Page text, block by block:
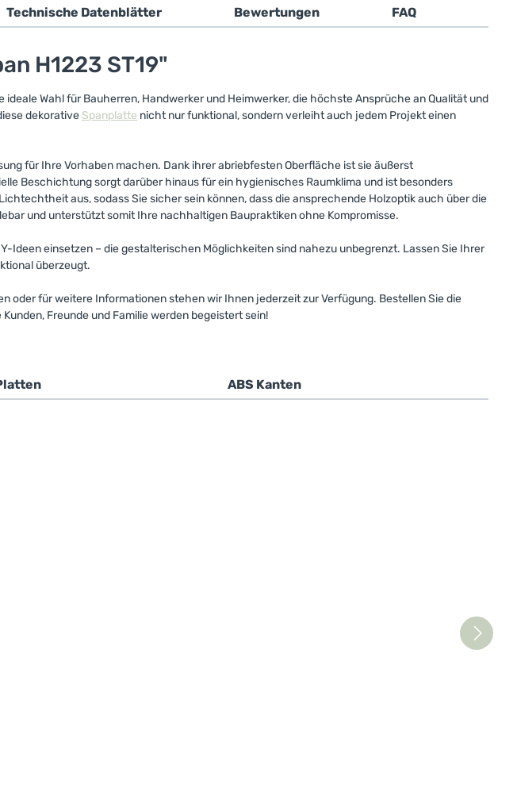
Technische Datenblätter Bewertungen FAQ
H1223 ST19"
ideale Wahl für Bauherren, Handwerker und Heimwerker, die höchste Ansprüche an Qualität und
dekorative Spanplatte nicht nur funktional, sondern verleiht auch jedem Projekt einen
für Ihre Vorhaben machen. Dank ihrer abriebfesten Oberfläche ist sie äußerst
Beschichtung sorgt darüber hinaus für ein hygienisches Raumklima und ist besonders
aus, sodass Sie sicher sein können, dass die ansprechende Holzoptik auch über die
und unterstützt somit Ihre nachhaltigen Baupraktiken ohne Kompromisse.
Ideen einsetzen – die gestalterischen Möglichkeiten sind nahezu unbegrenzt. Lassen Sie Ihrer
überzeugt.
oder für weitere Informationen stehen wir Ihnen jederzeit zur Verfügung. Bestellen Sie die
Freunde und Familie werden begeistert sein!
ABS Kanten